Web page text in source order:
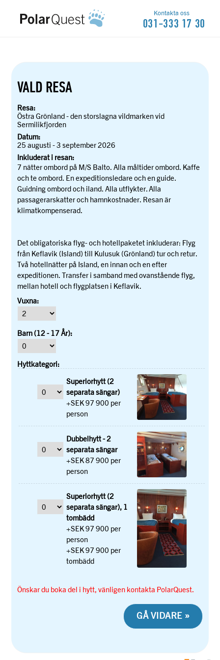
Kontakta oss
031-333 17 30
VALD RESA
Resa:
Östra Grönland - den storslagna vildmarken vid
Sermilikfjorden
Datum:
25 augusti - 3 september 2026
Inkluderat i resan:
7 nätter ombord på M/S Balto. Alla måltider ombord. Kaffe
och te ombord. En expeditionsledare och en guide.
Guidning ombord och iland. Alla utflykter. Alla
passagerarskatter och hamnkostnader. Resan är
klimatkompenserad.
Det obligatoriska flyg- och hotellpaketet inkluderar: Flyg
från Keflavik (Island) till Kulusuk (Grönland) tur och retur.
Två hotellnätter på Island, en innan och en efter
expeditionen. Transfer i samband med ovanstående flyg,
mellan hotell och flygplatsen i Keflavik.
Vuxna:
Barn (12 - 17 År):
Hyttkategori:
Superiorhytt (2
separata sängar)
+SEK 97 900 per
person
Dubbelhytt - 2
separata sängar
+SEK 87 900 per
person
Superiorhytt (2
separata sängar), 1
tombädd
+SEK 97 900 per
person
+SEK 97 900 per
tombädd
Önskar du boka del i hytt, vänligen kontakta PolarQuest.